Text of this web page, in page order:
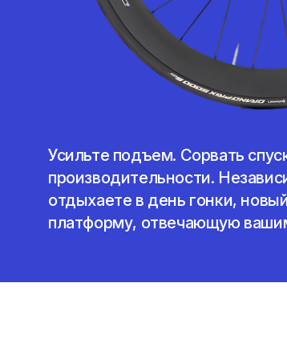
Усильте подъем. Сорвать
производительности.
отдыхаете в день гонки,
платформу, отвечающую